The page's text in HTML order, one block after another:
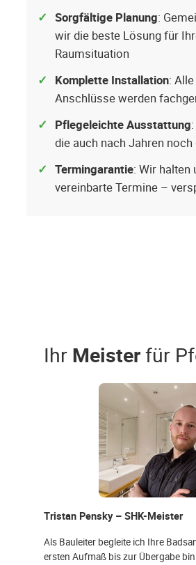
Sorgfältige Planung:
wir die beste Lösung für
Raumsituation
Komplette Installation:
Anschlüsse werden
Pflegeleichte Ausstattung
die auch nach Jahren noch
Termingarantie: Wir halten
vereinbarte Termine –
Ihr Meisterfür
Tristan Pensky – SHK-Meister
Als Bauleiter begleite ich Ihre
ersten Aufmaß bis zur Übergabe